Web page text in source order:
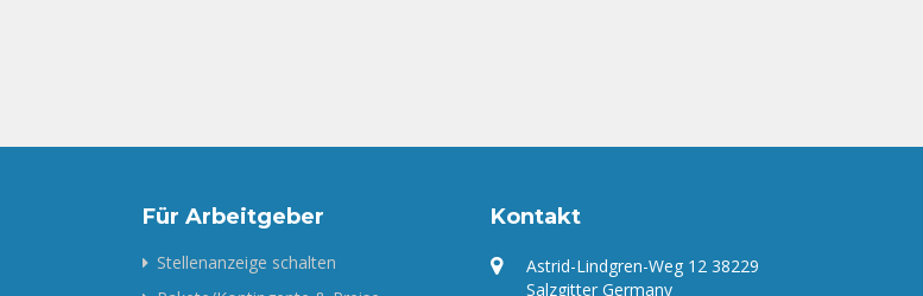
Für Arbeitgeber
Stellenanzeige schalten
Kontakt
Astrid-Lindgren-Weg 12 38229
Salzgitter Germany